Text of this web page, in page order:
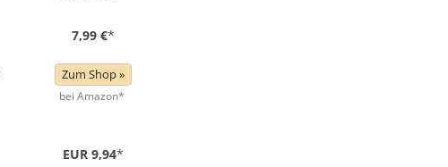
7,99 €*
Zum Shop »
bei Amazon*
EUR 9,94*